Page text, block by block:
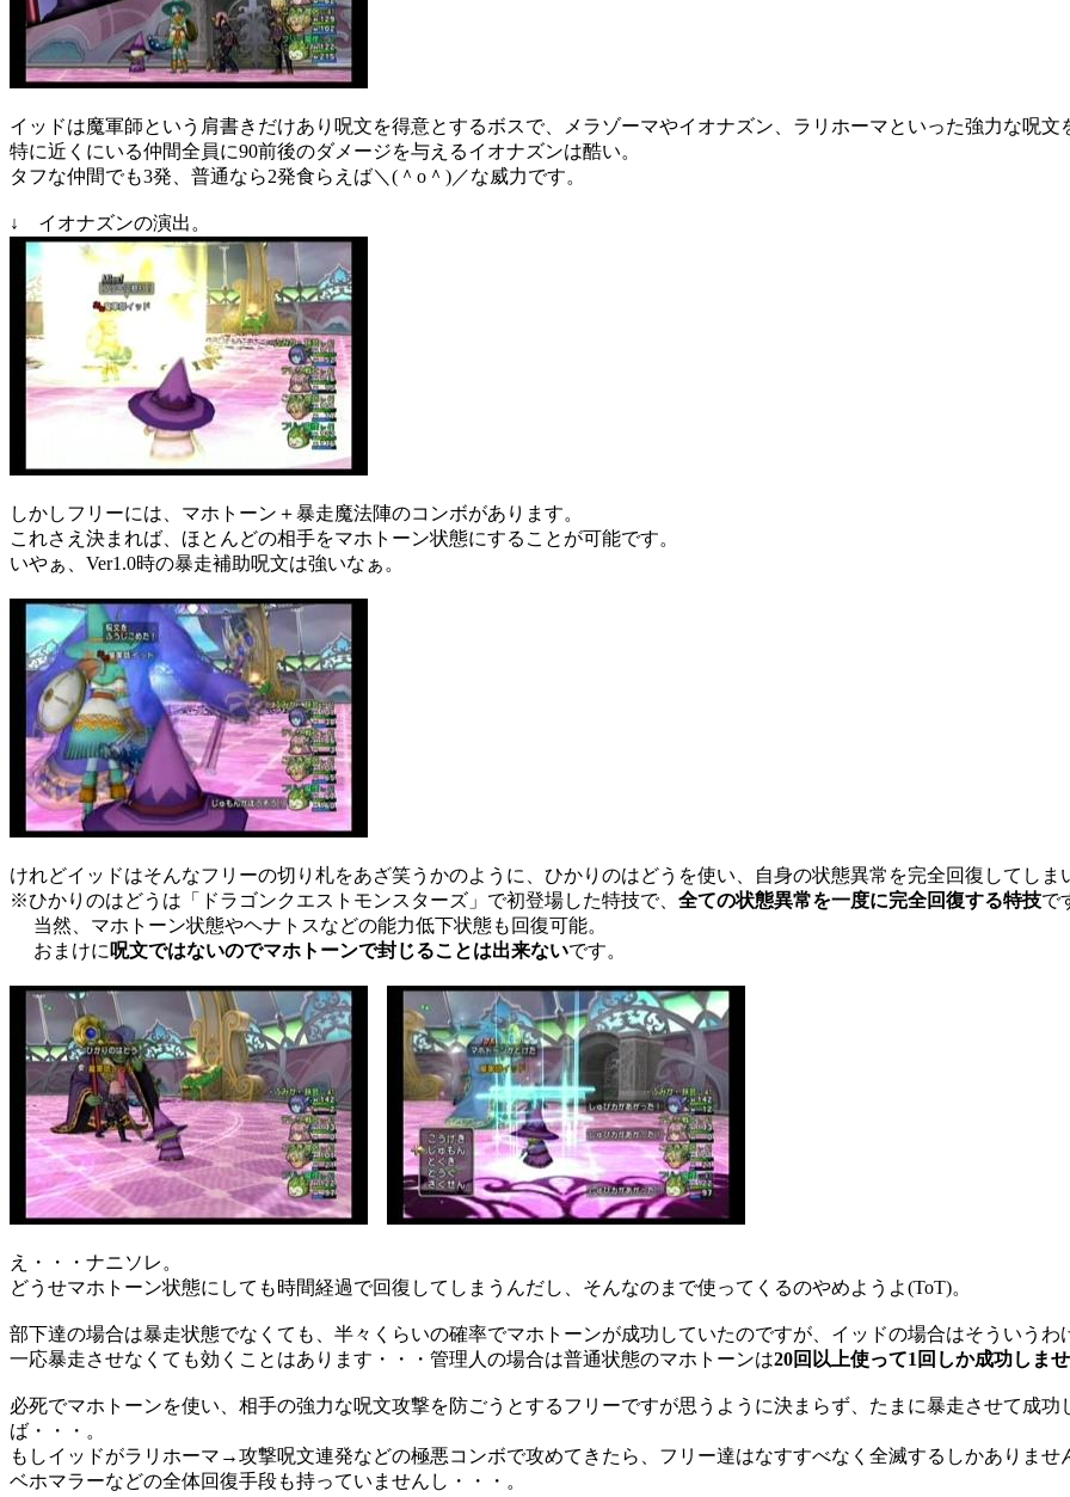
イッドは魔軍師という肩書きだけあり呪文を得意とするボスで、メラゾーマやイオナズン、ラリホーマといった強力な呪文
特に近くにいる仲間全員に90前後のダメージを与えるイオナズンは酷い。
タフな仲間でも3発、普通なら2発食らえば＼(＾o＾)／な威力です。
↓ イオナズンの演出。
しかしフリーには、マホトーン＋暴走魔法陣のコンボがあります。
これさえ決まれば、ほとんどの相手をマホトーン状態にすることが可能です。
いやぁ、Ver1.0時の暴走補助呪文は強いなぁ。
けれどイッドはそんなフリーの切り札をあざ笑うかのように、ひかりのはどうを使い、自身の状態異常を完全回復してしま
※ひかりのはどうは「ドラゴンクエストモンスターズ」で初登場した特技で、 全ての状態異常を一度に完全回復する特技で
当然、マホトーン状態やヘナトスなどの能力低下状態も回復可能。
おまけに 呪文ではないのでマホトーンで封じることは出来ないです。
え・・・ナニソレ。
どうせマホトーン状態にしても時間経過で回復してしまうんだし、そんなのまで使ってくるのやめようよ(ToT)。
部下達の場合は暴走状態でなくても、半々くらいの確率でマホトーンが成功していたのですが、イッドの場合はそういうわ
一応暴走させなくても効くことはあります・・・管理人の場合は普通状態のマホトーンは20回以上使って1回しか成功しま
必死でマホトーンを使い、相手の強力な呪文攻撃を防ごうとするフリーですが思うように決まらず、たまに暴走させて成
ば・・・。
もしイッドがラリホーマ→攻撃呪文連発などの極悪コンボで攻めてきたら、フリー達はなすすべなく全滅するしかありませ
ベホマラーなどの全体回復手段も持っていませんし・・・。